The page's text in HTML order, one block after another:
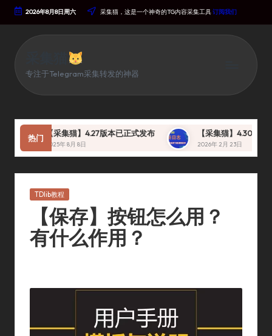
Skip
Content
2026年8月8日周六 采集猫，这是一个神奇的TG内容采集工具订阅我们
专注于Telegram采集转发的神器
热门
【采集猫】4.27版本已正式发布
2025年 8月 8日
【采集猫】4.30 版本 即
2026年 2月 23日
Posted
In
TDlib教程
【保存】按钮怎么用？
有什么作用？